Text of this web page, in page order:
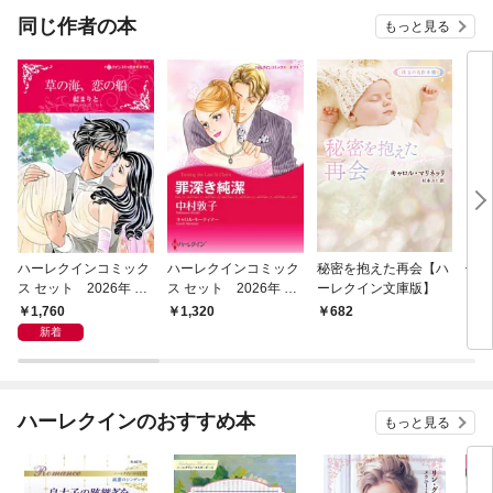
同じ作者の本 もっと見る
ハーレクインコミック
ス セット 2026年 vo
l.1218
1,760
新着
ハーレクインコミック
ス セット 2026年 vo
l.855
1,320
秘密を抱えた再会【ハ
ーレクイン文庫版】
682
伯
ハーレクインのおすすめ本 もっと見る